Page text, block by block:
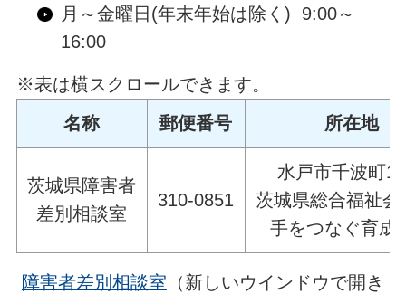
月～金曜日(年末年始は除く) 9:00～
16:00
※表は横スクロールできます。
名称
郵便番号 所在地
茨城県障害者
差別相談室
310-0851
水戸市千波町
茨城県総合福祉会
手をつなぐ育成
障害者差別相談室 （新しいウインドウで開き